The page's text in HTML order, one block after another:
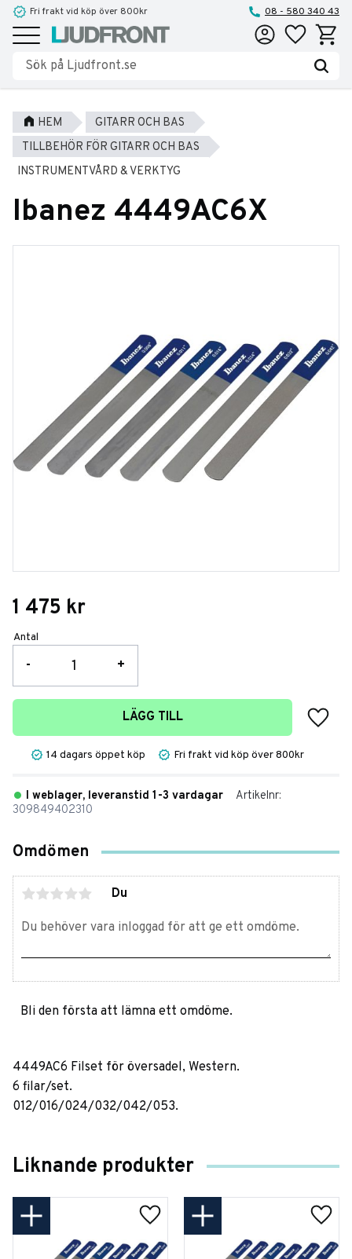
Meny
Fri frakt vid köp över 800kr 08 - 580 340 43
Favoriter
HEM
GITARR OCH BAS
TILLBEHÖR FÖR GITARR OCH BAS
INSTRUMENTVÅRD & VERKTYG
Ibanez 4449AC6X
1 475 kr
Antal
+
-
LÄGG TILL
Lägg
14 dagars öppet köp Fri frakt vid köp över 800kr
I weblager, leveranstid 1-3 vardagar
Artikelnr
309849402310
Omdömen
Du
Bli den första att lämna ett omdöme.
4449AC6 Filset för översadel, Western.
6 filar/set.
012/016/024/032/042/053.
Liknande produkter